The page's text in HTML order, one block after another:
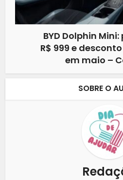
BYD Dolphin
R$ 999 e
em maio –
SOBRE O